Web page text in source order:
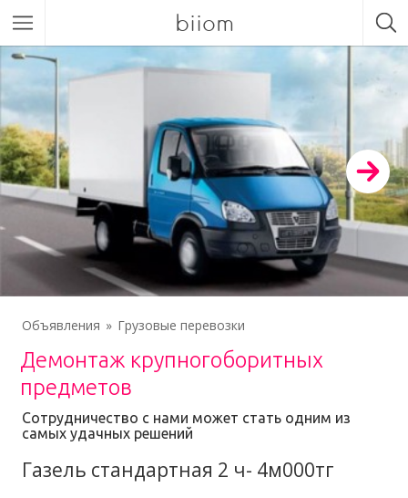
biiom
Объявления Грузовые перевозки
Демонтаж крупногоборитных
предметов
Сотрудничество с нами может стать одним из
самых удачных решений
Газель стандартная 2 ч- 4м000тг